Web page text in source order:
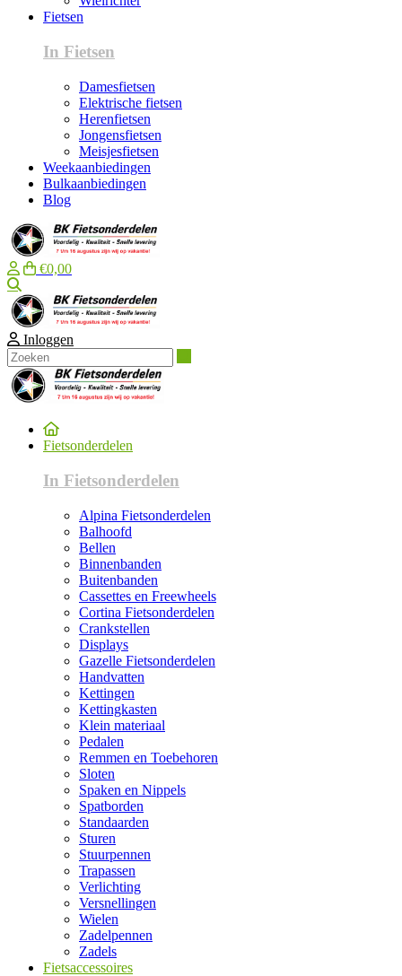
Fietsen
In Fietsen
Damesfietsen
Elektrische fietsen
Herenfietsen
Jongensfietsen
Meisjesfietsen
Weekaanbiedingen
Bulkaanbiedingen
Blog
€0,00
Inloggen
Fietsonderdelen
In Fietsonderdelen
Alpina Fietsonderdelen
Balhoofd
Bellen
Binnenbanden
Buitenbanden
Cassettes en Freewheels
Cortina Fietsonderdelen
Crankstellen
Displays
Gazelle Fietsonderdelen
Handvatten
Kettingen
Kettingkasten
Klein materiaal
Pedalen
Remmen en Toebehoren
Sloten
Spaken en Nippels
Spatborden
Standaarden
Sturen
Stuurpennen
Trapassen
Verlichting
Versnellingen
Wielen
Zadelpennen
Zadels
Fietsaccessoires